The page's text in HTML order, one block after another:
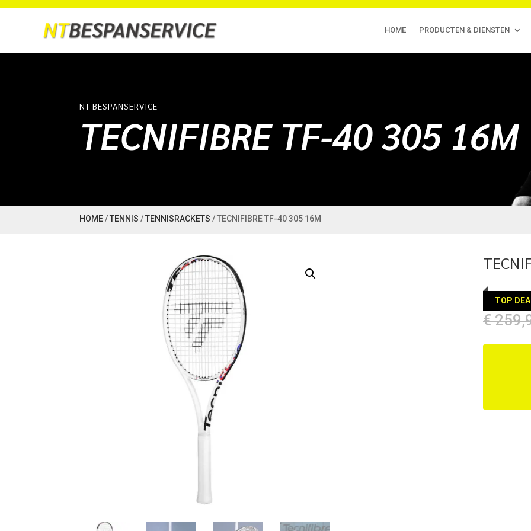
HOME PRODUCTEN & DIENSTEN
NT BESPANSERVICE
TECNIFIBRE TF-40 305 16M
HOME/TENNIS /TENNISRACKETS / TECNIFIBRE TF-40 305 16M
TOP
€